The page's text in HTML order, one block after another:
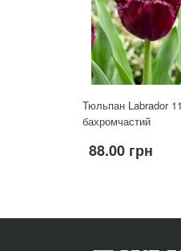
Тюльпан Labrador
бахромчастий
88.00 грн